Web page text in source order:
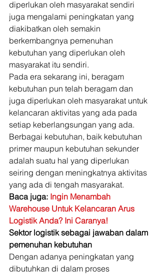
diperlukan oleh masyarakat sendiri
juga mengalami peningkatan yang
diakibatkan oleh semakin
berkembangnya pemenuhan
kebutuhan yang diperlukan oleh
masyarakat itu sendiri.
Pada era sekarang ini, beragam
kebutuhan pun telah beragam dan
juga diperlukan oleh masyarakat untuk
kelancaran aktivitas yang ada pada
setiap keberlangsungan yang ada.
Berbagai kebutuhan, baik kebutuhan
primer maupun kebutuhan sekunder
adalah suatu hal yang diperlukan
seiring dengan meningkatnya aktivitas
yang ada di tengah masyarakat.
Baca juga: Ingin Menambah
Warehouse Untuk Kelancaran Arus
Logistik Anda? Ini Caranya!
Sektor logistik sebagai jawaban dalam
pemenuhan kebutuhan
Dengan adanya peningkatan yang
dibutuhkan di dalam proses